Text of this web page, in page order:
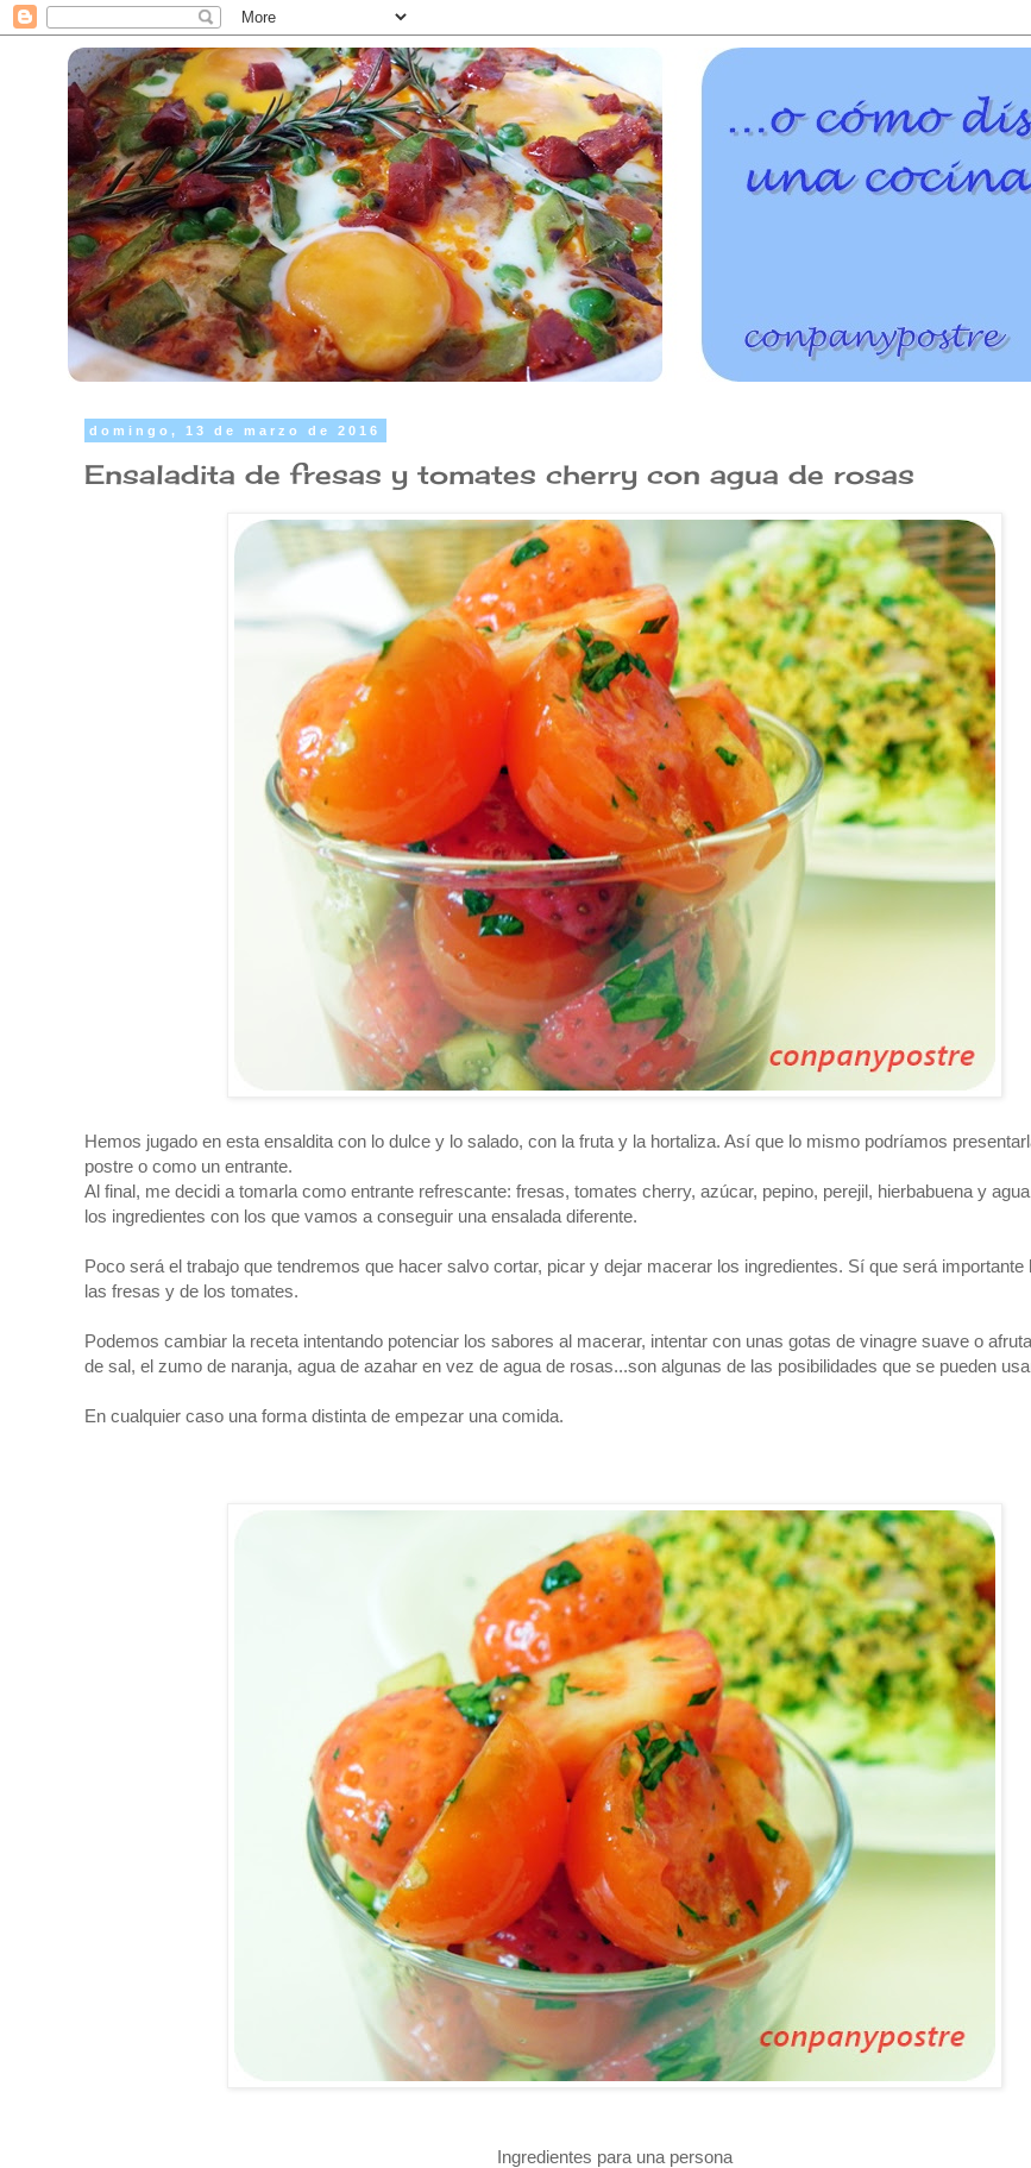
domingo, 13 de marzo de 2016
Ensaladita de fresas y tomates cherry con agua de rosas
Hemos jugado en esta ensaldita con lo dulce y lo salado, con la fruta y la hortaliza. Así que lo mismo podríamos
postre o como un entrante.
Al final, me decidi a tomarla como entrante refrescante: fresas, tomates cherry, azúcar, pepino, perejil, hierbabuena y
los ingredientes con los que vamos a conseguir una ensalada diferente.
Poco será el trabajo que tendremos que hacer salvo cortar, picar y dejar macerar los ingredientes. Sí que será importante
las fresas y de los tomates.
Podemos cambiar la receta intentando potenciar los sabores al macerar, intentar con unas gotas de vinagre suave o
de sal, el zumo de naranja, agua de azahar en vez de agua de rosas...son algunas de las posibilidades que se pueden
En cualquier caso una forma distinta de empezar una comida.
Ingredientes para una persona